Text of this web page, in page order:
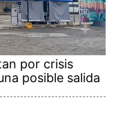
por crisis
posible salida